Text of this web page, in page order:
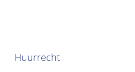
Huurrecht